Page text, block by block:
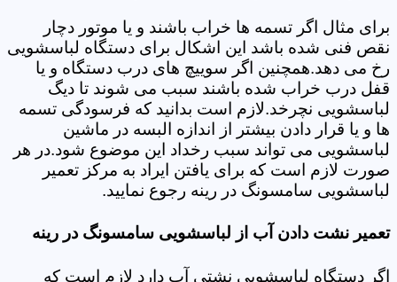
برای مثال اگر تسمه ها خراب باشند و یا موتور دچار
نقص فنی شده باشد این اشکال برای دستگاه لباسشویی
رخ می دهد.همچنین اگر سوییچ های درب دستگاه و یا
قفل درب خراب شده باشند سبب می شوند تا دیگ
لباسشویی نچرخد.لازم است بدانید که فرسودگی تسمه
ها و یا قرار دادن بیشتر از اندازه البسه در ماشین
لباسشویی می تواند سبب رخداد این موضوع شود.در هر
صورت لازم است که برای یافتن ایراد به مرکز تعمیر
لباسشویی سامسونگ در رینه رجوع نمایید.
تعمیر نشت دادن آب از لباسشویی سامسونگ در رینه
اگر دستگاه لباسشویی نشتی آب دارد لازم است که